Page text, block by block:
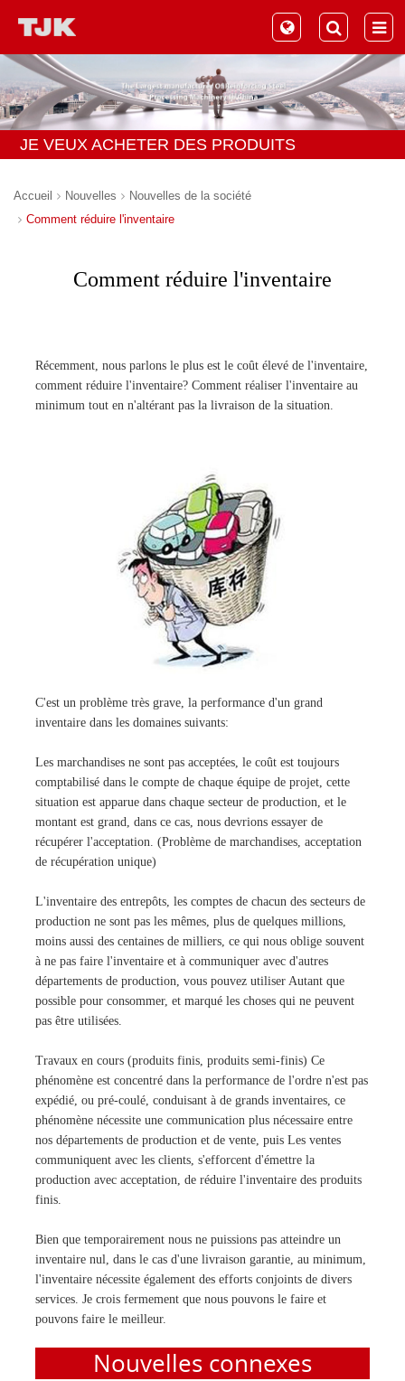
JE VEUX ACHETER DES PRODUITS
Accueil Nouvelles
Nouvelles de la société
Comment réduire l'inventaire
Comment réduire l'inventaire
Récemment, nous parlons le plus est le coût élevé de l'inventaire,
comment réduire l'inventaire? Comment réaliser l'inventaire au
minimum tout en n'altérant pas la livraison de la situation.
C'est un problème très grave, la performance d'un grand
inventaire dans les domaines suivants:
Les marchandises ne sont pas acceptées, le coût est toujours
comptabilisé dans le compte de chaque équipe de projet, cette
situation est apparue dans chaque secteur de production, et le
montant est grand, dans ce cas, nous devrions essayer de
récupérer l'acceptation. (Problème de marchandises, acceptation
de récupération unique)
L'inventaire des entrepôts, les comptes de chacun des secteurs de
production ne sont pas les mêmes, plus de quelques millions,
moins aussi des centaines de milliers, ce qui nous oblige souvent
à ne pas faire l'inventaire et à communiquer avec d'autres
départements de production, vous pouvez utiliser Autant que
possible pour consommer, et marqué les choses qui ne peuvent
pas être utilisées.
Travaux en cours (produits finis, produits semi-finis) Ce
phénomène est concentré dans la performance de l'ordre n'est pas
expédié, ou pré-coulé, conduisant à de grands inventaires, ce
phénomène nécessite une communication plus nécessaire entre
nos départements de production et de vente, puis Les ventes
communiquent avec les clients, s'efforcent d'émettre la
production avec acceptation, de réduire l'inventaire des produits
finis.
Bien que temporairement nous ne puissions pas atteindre un
inventaire nul, dans le cas d'une livraison garantie, au minimum,
l'inventaire nécessite également des efforts conjoints de divers
services. Je crois fermement que nous pouvons le faire et
pouvons faire le meilleur.
Nouvelles connexes